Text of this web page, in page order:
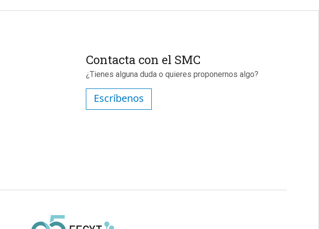
Contacta con el SMC
¿Tienes alguna duda o quieres proponernos algo?
Escríbenos